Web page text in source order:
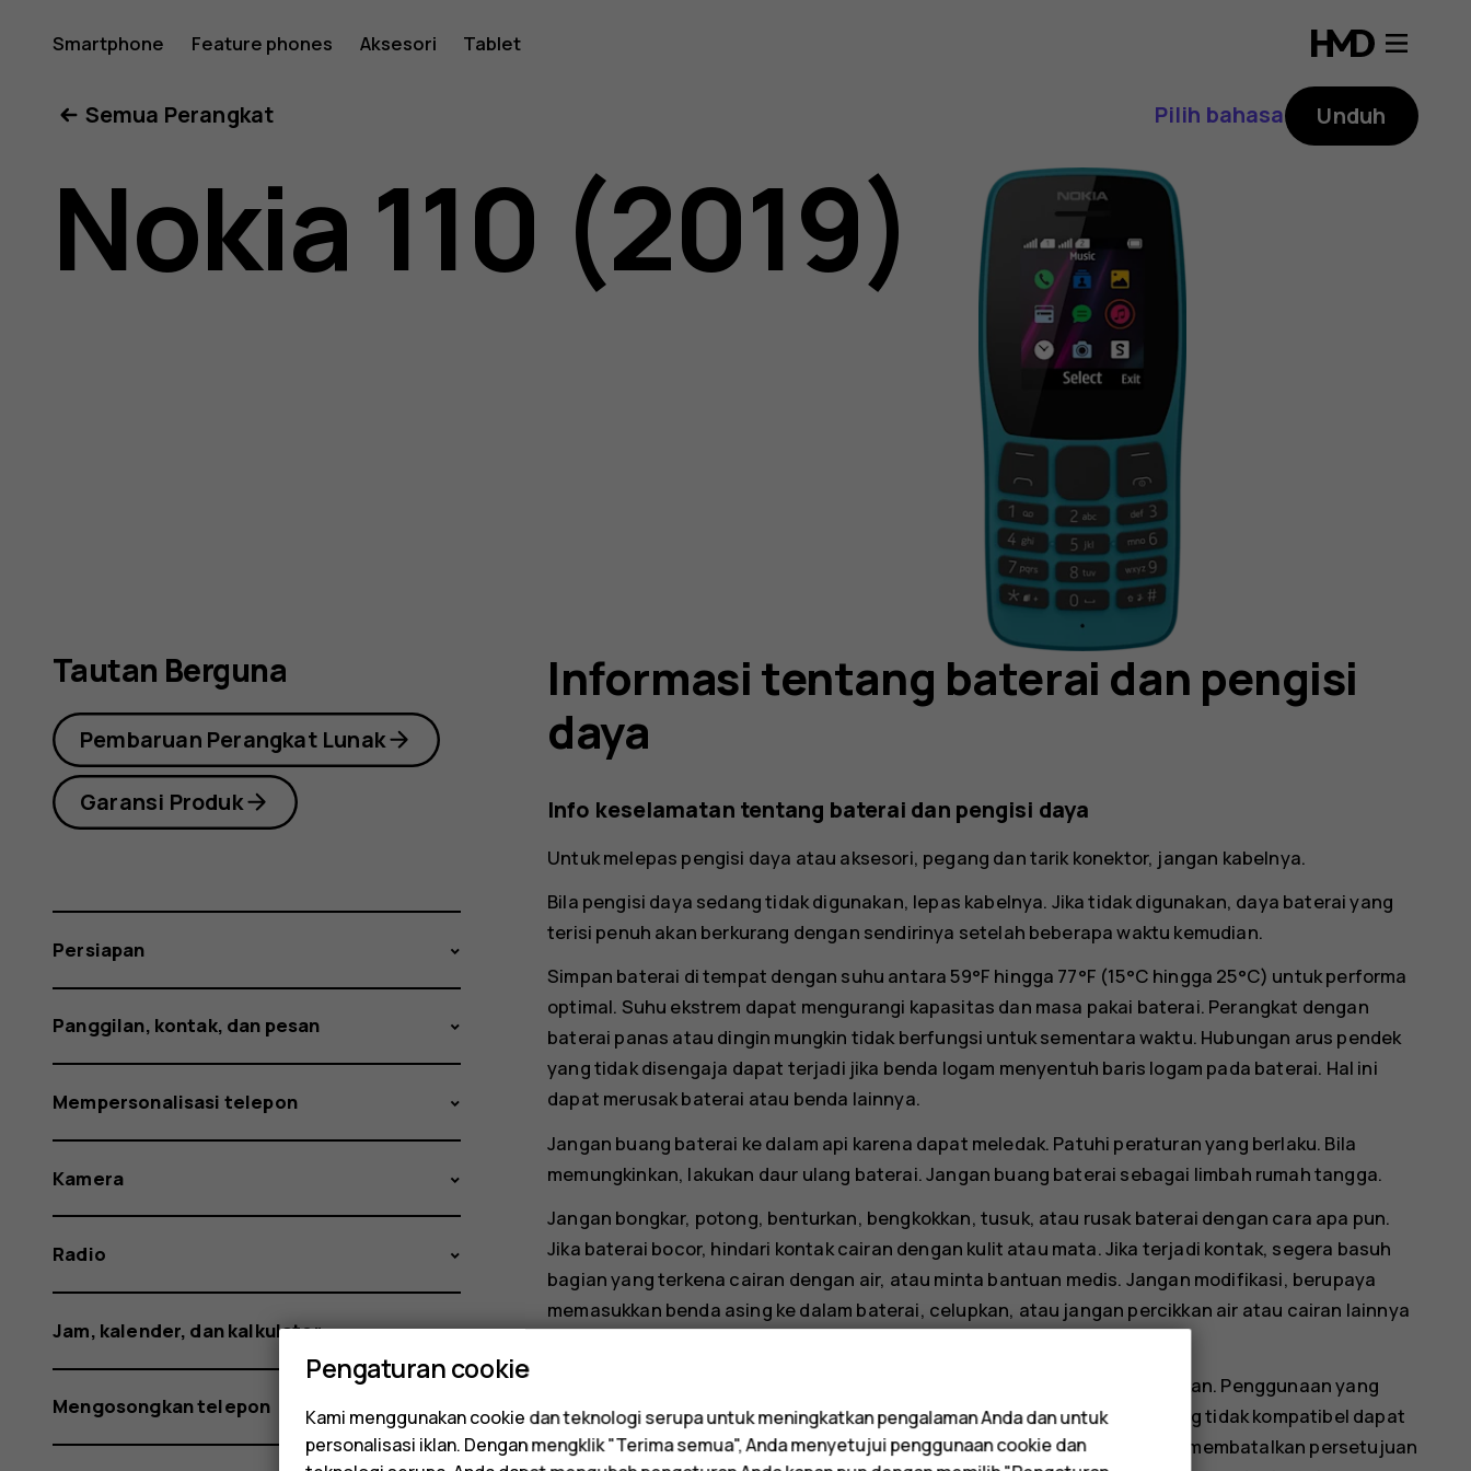
Buku
petunjuk
Nokia
Smartphone Feature phones Aksesori Tablet
Semua Perangkat Pilih bahasa Unduh
Nokia 110 (2019)
Informasi tentang baterai dan pengisi
daya
Info keselamatan tentang baterai dan pengisi daya
Untuk melepas pengisi daya atau aksesori, pegang dan tarik konektor, jangan kabelnya.
Bila pengisi daya sedang tidak digunakan, lepas kabelnya. Jika tidak digunakan, daya baterai yang
terisi penuh akan berkurang dengan sendirinya setelah beberapa waktu kemudian.
Simpan baterai di tempat dengan suhu antara 59°F hingga 77°F (15°C hingga 25°C) untuk performa
optimal. Suhu ekstrem dapat mengurangi kapasitas dan masa pakai baterai. Perangkat dengan
baterai panas atau dingin mungkin tidak berfungsi untuk sementara waktu. Hubungan arus pendek
yang tidak disengaja dapat terjadi jika benda logam menyentuh baris logam pada baterai. Hal ini
dapat merusak baterai atau benda lainnya.
Jangan buang baterai ke dalam api karena dapat meledak. Patuhi peraturan yang berlaku. Bila
memungkinkan, lakukan daur ulang baterai. Jangan buang baterai sebagai limbah rumah tangga.
Jangan bongkar, potong, benturkan, bengkokkan, tusuk, atau rusak baterai dengan cara apa pun.
Jika baterai bocor, hindari kontak cairan dengan kulit atau mata. Jika terjadi kontak, segera basuh
bagian yang terkena cairan dengan air, atau minta bantuan medis. Jangan modifikasi, berupaya
memasukkan benda asing ke dalam baterai, celupkan, atau jangan percikkan air atau cairan lainnya
Gunakan baterai dan pengisi daya hanya untuk tujuan yang telah ditetapkan. Penggunaan yang
tidak sesuai maupun tidak disetujui atau baterai maupun pengisi daya yang tidak kompatibel dapat
mengakibatkan kebakaran, ledakan, maupun bahaya lainnya, serta dapat membatalkan persetujuan
Tautan Berguna
Pembaruan Perangkat Lunak
Garansi Produk
Persiapan
Panggilan, kontak, dan pesan
Mempersonalisasi telepon
Kamera
Radio
Jam, kalender, dan kalkulator
Mengosongkan telepon
Pengaturan cookie
Kami menggunakan cookie dan teknologi serupa untuk meningkatkan pengalaman Anda dan untuk
personalisasi iklan. Dengan mengklik "Terima semua", Anda menyetujui penggunaan cookie dan